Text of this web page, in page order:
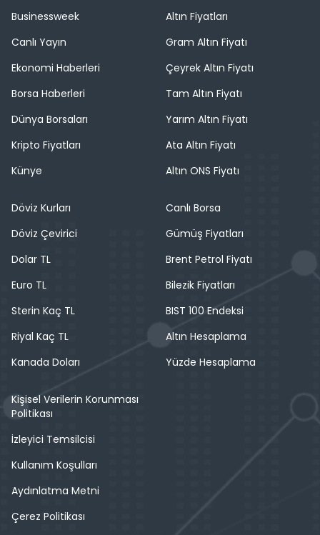
Businessweek
Canlı Yayın
Ekonomi Haberleri
Borsa Haberleri
Dünya Borsaları
Kripto Fiyatları
Künye
Altın Fiyatları
Gram Altın Fiyatı
Çeyrek Altın Fiyatı
Tam Altın Fiyatı
Yarım Altın Fiyatı
Ata Altın Fiyatı
Altın ONS Fiyatı
Döviz Kurları
Döviz Çevirici
Dolar TL
Euro TL
Sterin Kaç TL
Riyal Kaç TL
Kanada Doları
Canlı Borsa
Gümüş Fiyatları
Brent Petrol Fiyatı
Bilezik Fiyatları
BIST 100 Endeksi
Altın Hesaplama
Yüzde Hesaplama
Kişisel Verilerin Korunması
Politikası
İzleyici Temsilcisi
Kullanım Koşulları
Aydınlatma Metni
Çerez Politikası